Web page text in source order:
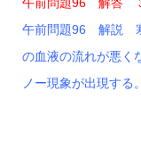
午前問題96 解説 寒
の血液の流れが悪く
ノー現象が出現する。